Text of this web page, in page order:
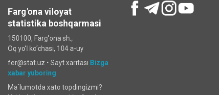
Farg'ona viloyat
statistika boshqarmasi
150100, Farg'ona sh.,
Oq yo'l ko‘chаsi, 104 a-uy
fer@stat.uz • Sayt xaritasi Bizga
xabar yuboring
Ma`lumotda xato topdingizmi?